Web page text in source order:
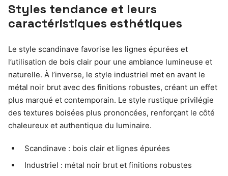
Styles tendance et leurs
caractéristiques esthétiques
Le style scandinave favorise les lignes épurées et
l’utilisation de bois clair pour une ambiance lumineuse et
naturelle. À l’inverse, le style industriel met en avant le
métal noir brut avec des finitions robustes, créant un effet
plus marqué et contemporain. Le style rustique privilégie
des textures boisées plus prononcées, renforçant le côté
chaleureux et authentique du luminaire.
Scandinave : bois clair et lignes épurées
Industriel : métal noir brut et finitions robustes